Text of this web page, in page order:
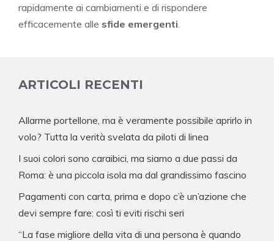
rapidamente ai cambiamenti e di rispondere
efficacemente alle sfide emergenti
ARTICOLI RECENTI
Allarme portellone, ma è veramente possibile aprirlo in
volo? Tutta la verità svelata da piloti di linea
I suoi colori sono caraibici, ma siamo a due passi da
Roma: è una piccola isola ma dal grandissimo fascino
Pagamenti con carta, prima e dopo c’è un’azione che
devi sempre fare: così ti eviti rischi seri
“La fase migliore della vita di una persona è quando